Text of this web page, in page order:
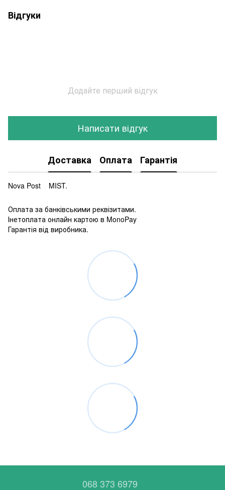
Відгуки
Додайте перший відгук
Написати відгук
Доставка Оплата Гарантія
Nova Post MIST.
Оплата за банківськими реквізитами.
Інетоплата онлайн картою в MonoPay
Гарантія від виробника.
068 373 6979